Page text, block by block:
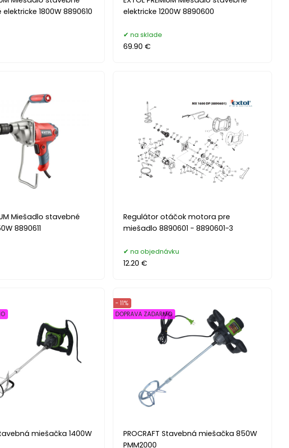
1800W 8890610
elektricke 1200W 8890600
na sklade
69.90 €
Miešadlo stavebné
8890611
Regulátor otáčok motora pre
miešadlo 8890601 - 8890601-3
na objednávku
12.20 €
miešačka 1400W
PROCRAFT Stavebná miešačka 850W
PMM2000
- 11%
DOPRAVA ZADARMO